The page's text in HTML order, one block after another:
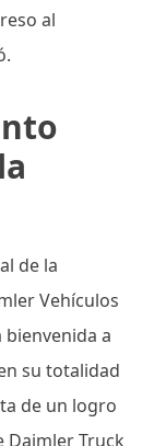
al
de la
Vehículos
bienvenida a
su totalidad
de un logro
Truck